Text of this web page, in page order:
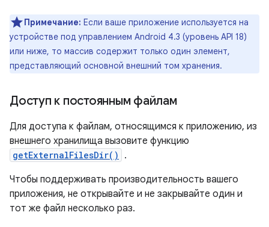
Примечание: Если ваше приложение используется на
устройстве под управлением Android 4.3 (уровень API 18)
или ниже, то массив содержит только один элемент,
представляющий основной внешний том хранения.
Доступ к постоянным файлам
Для доступа к файлам, относящимся к приложению, из
внешнего хранилища вызовите функцию
getExternalFilesDir()
.
Чтобы поддерживать производительность вашего
приложения, не открывайте и не закрывайте один и
тот же файл несколько раз.